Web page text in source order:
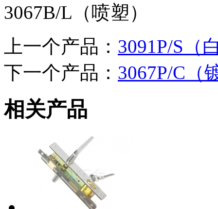
3067B/L（喷塑）
上一个产品： 3091P/S（
下一个产品： 3067P/C（
相关产品